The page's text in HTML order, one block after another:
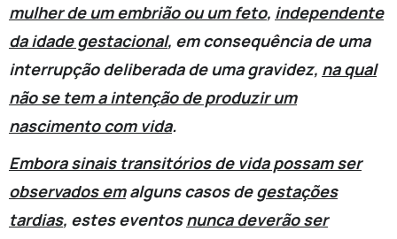
mulher de um embrião ou um feto, independente
da idade gestacional, em consequência de uma
interrupção deliberada de uma gravidez, na qual
não se tem a intenção de produzir um
nascimento com vida.
Embora sinais transitórios de vida possam ser
observados emalguns casos degestações
tardias, estes eventosnunca deverão ser